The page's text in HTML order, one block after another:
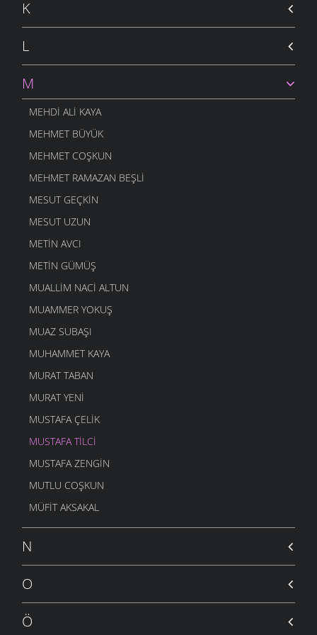
K
L
M
MEHDI ALI KAYA
MEHMET BÜYÜK
MEHMET COŞKUN
MEHMET RAMAZAN BEŞLI
MESUT GEÇKIN
MESUT UZUN
METIN AVCI
METIN GÜMÜŞ
MUALLIM NACI ALTUN
MUAMMER YOKUŞ
MUAZ SUBAŞI
MUHAMMET KAYA
MURAT TABAN
MURAT YENI
MUSTAFA ÇELIK
MUSTAFA TILCI
MUSTAFA ZENGIN
MUTLU COŞKUN
MÜFIT AKSAKAL
N
O
Ö